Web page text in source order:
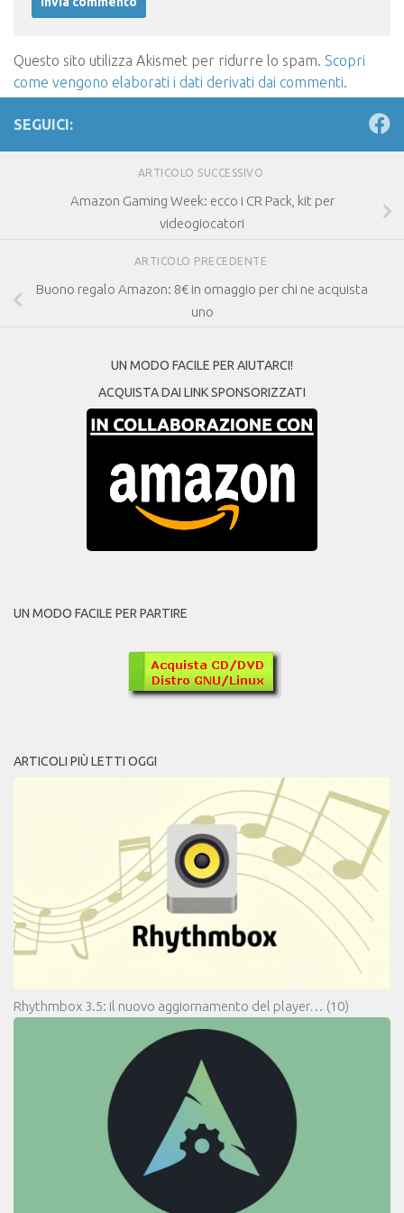
Questo sito utilizza Akismet per ridurre lo spam. Scopri
come vengono elaborati i dati derivati dai commenti.
SEGUICI:
ARTICOLO SUCCESSIVO
Amazon Gaming Week: ecco i CR Pack, kit per
videogiocatori
ARTICOLO PRECEDENTE
Buono regalo Amazon: 8€ in omaggio per chi ne acquista
uno
UN MODO FACILE PER AIUTARCI!
ACQUISTA DAI LINK SPONSORIZZATI
UN MODO FACILE PER PARTIRE
ARTICOLI PIÙ LETTI OGGI
Rhythmbox 3.5: il nuovo aggiornamento del player… (10)